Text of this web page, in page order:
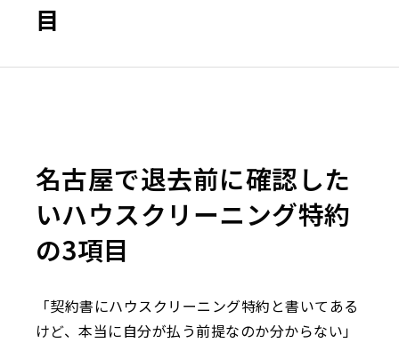
目
名古屋で退去前に確認した
いハウスクリーニング特約
の3項目
「契約書にハウスクリーニング特約と書いてある
けど、本当に自分が払う前提なのか分からない」